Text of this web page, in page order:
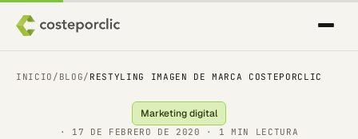
INICIO / BLOG/ RESTYLING IMAGEN DE MARCA COSTEPORCLIC
Marketing digital
· 17 DE FEBRERO DE 2020 · 1 MIN LECTURA